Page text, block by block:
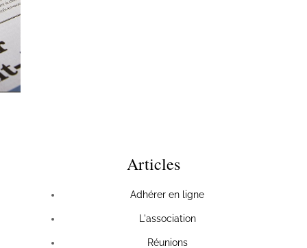
Articles
Adhérer en ligne
L'association
Réunions